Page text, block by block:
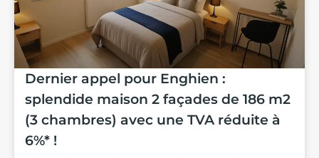
Dernier appel pour Enghien :
splendide maison 2 façades de 186 m2
(3 chambres) avec une TVA réduite à
6%* !